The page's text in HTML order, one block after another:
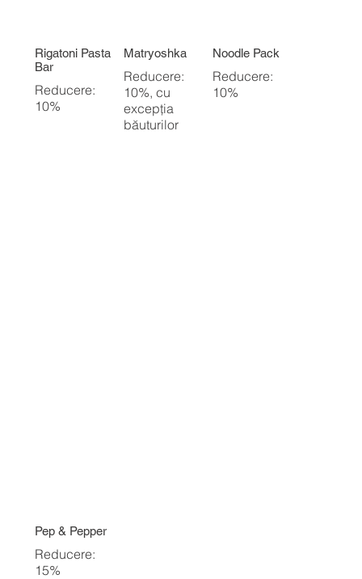
Rigatoni Pasta
Bar
Reducere:
10%
Matryoshka
Reducere:
10%, cu
excepția
băuturilor
Noodle Pack
Reducere:
10%
Pep & Pepper
Reducere:
15%